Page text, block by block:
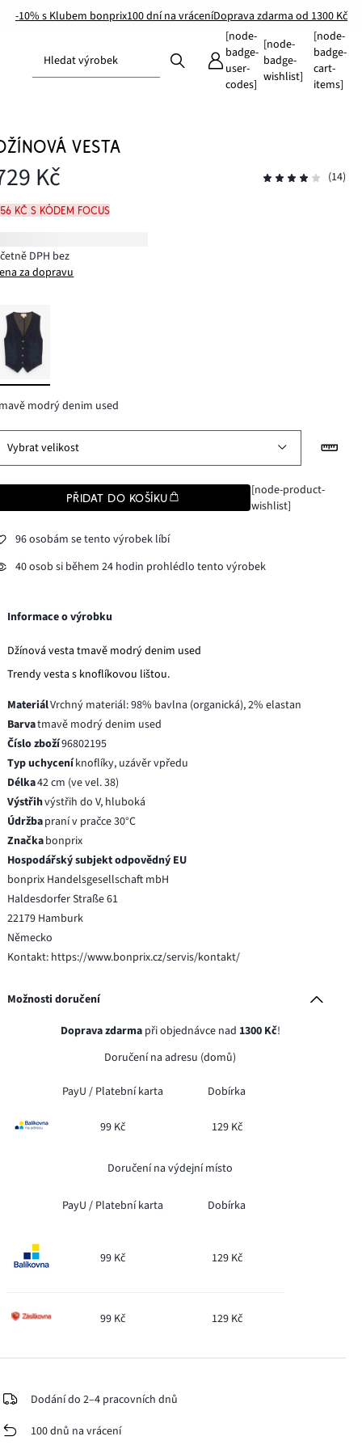
-10% s Klubem bonprix100 dní na vráceníDoprava zdarma od 1300 Kč
Hledat výrobek
[node-
badge-
user-
codes]
[node-
badge-
wishlist]
[node-
badge-
cart-
items]
VESTA
Kč (14)
Kč s kódem FOCUS
DPH bez
za dopravu
modrý denim used
Vybrat velikost
PŘIDAT DO KOŠÍKU
[node-product-
wishlist]
96 osobám se tento výrobek líbí
40 osob si během 24 hodin prohlédlo tento výrobek
Informace o výrobku
Džínová vesta tmavě modrý denim used
Trendy vesta s knoflíkovou lištou.
MateriálVrchný materiál: 98% bavlna (organická), 2% elastan
Barvatmavě modrý denim used
Číslo zboží96802195
Typ uchyceníknoflíky, uzávěr vpředu
Délka42 cm (ve vel. 38)
Výstřihvýstřih do V, hluboká
Údržbapraní v pračce 30°C
Značkabonprix
Hospodářský subjekt odpovědný EU
bonprix Handelsgesellschaft mbH
Haldesdorfer Straße 61
22179 Hamburk
Německo
Kontakt: https://www.bonprix.cz/servis/kontakt/
Možnosti doručení
Doprava zdarmapři objednávce nad 1300 Kč!
Doručení na adresu (domů)
PayU / Platební karta Dobírka
99 Kč 129 Kč
Doručení na výdejní místo
PayU / Platební karta Dobírka
99 Kč 129 Kč
99 Kč 129 Kč
Dodání do 2–4 pracovních dnů
100 dnů na vrácení